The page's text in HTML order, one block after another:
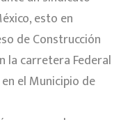
esto en
de Construcción
la carretera Federal
el Municipio de